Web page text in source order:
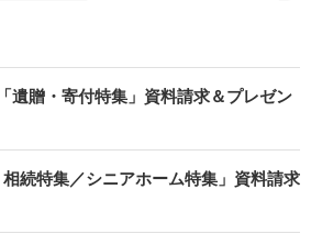
遺贈・寄付特集」資料請求＆プレゼン
続特集／シニアホーム特集」資料請求